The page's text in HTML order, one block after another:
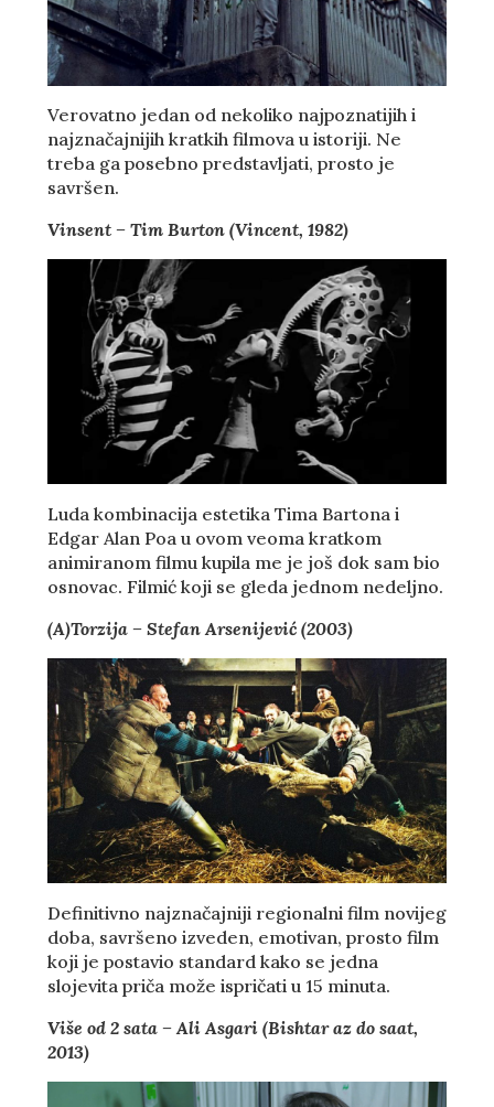
Verovatno jedan od nekoliko najpoznatijih i
najznačajnijih kratkih filmova u istoriji. Ne
treba ga posebno predstavljati, prosto je
savršen.
Vinsent – Tim Burton (Vincent, 1982)
Luda kombinacija estetika Tima Bartona i
Edgar Alan Poa u ovom veoma kratkom
animiranom filmu kupila me je još dok sam bio
osnovac. Filmić koji se gleda jednom nedeljno.
(A)Torzija – Stefan Arsenijević (2003)
Definitivno najznačajniji regionalni film novijeg
doba, savršeno izveden, emotivan, prosto film
koji je postavio standard kako se jedna
slojevita priča može ispričati u 15 minuta.
Više od 2 sata – Ali Asgari (Bishtar az do saat,
2013)